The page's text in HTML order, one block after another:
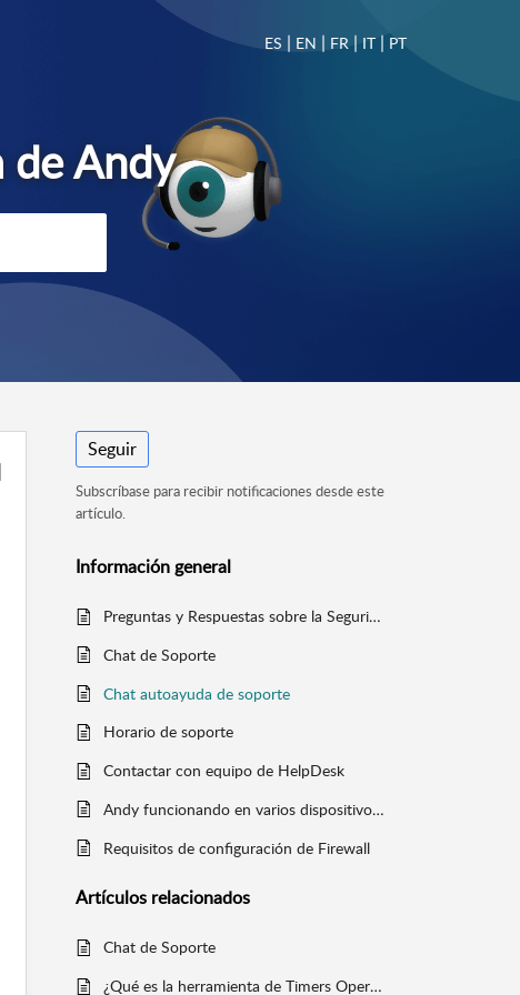
ES | EN | FR | IT| PT
Seguir
Subscríbase para recibir notificaciones desde este
artículo.
Información general
Preguntas y Respuestas sobre la Seguridad de Andy
Chat de Soporte
Chat autoayuda de soporte
Horario de soporte
Contactar con equipo de HelpDesk
Andy funcionando en varios dispositivos a la vez
Requisitos de configuración de Firewall
Artículos relacionados
Chat de Soporte
¿Qué es la herramienta de Timers Operacionales?